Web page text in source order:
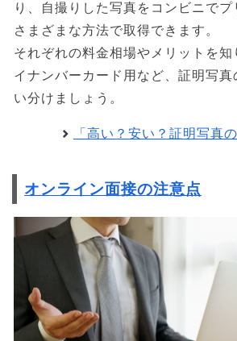
り、自撮りした写真をコンビニでプ
さまざまな方法で取得できます。
それぞれの料金相場やメリットを知
イナンバーカード用など、証明写真
い分けましょう。
「高い？安い？証明写真
オンライン面接の注意点